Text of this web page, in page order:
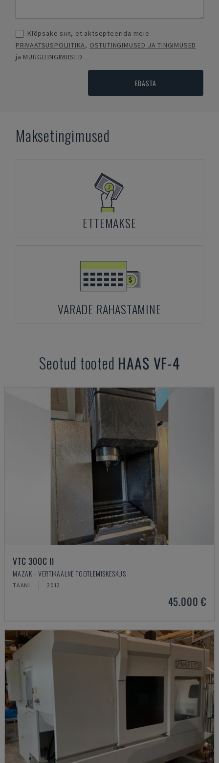
Klõpsake siin, et aktsepteerida meie
PRIVAATSUSPOLIITIKA, OSTUTINGIMUSED JA TINGIMUSED
ja MÜÜGITINGIMUSED
EDASTA
Maksetingimused
ETTEMAKSE
VARADE RAHASTAMINE
Seotud tooted HAAS VF-4
VTC 300C II
MAZAK - VERTIKAALNE TÖÖTLEMISKESKUS
TAANI 2012
45.000 €